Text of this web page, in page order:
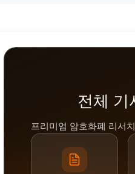
전체 기
프리미엄 암호화폐 리서